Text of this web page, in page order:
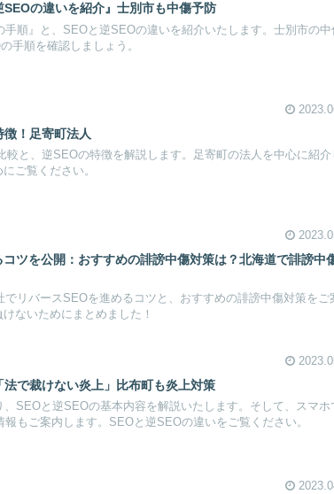
の違いを紹介』士別市も中傷予防
順』と、SEOと逆SEOの違いを紹介いたします。士別市の中
手順を確認しましょう。
！足寄町法人
較と、逆SEOの特徴を解説します。足寄町の法人を中心に紹介
ご覧ください。
ツを公開：おすすめの誹謗中傷対策は？北海道で誹謗中
リバースSEOを進めるコツと、おすすめの誹謗中傷対策をご
ないためにまとめました！
で裁けない炎上」比布町も炎上対策
SEOと逆SEOの基本内容を解説いたします。そして、スマホ
報もご案内します。SEOと逆SEOの違いをご覧ください。